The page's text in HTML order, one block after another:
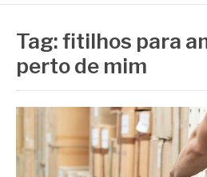
Tag:fitilhos para
perto de mim